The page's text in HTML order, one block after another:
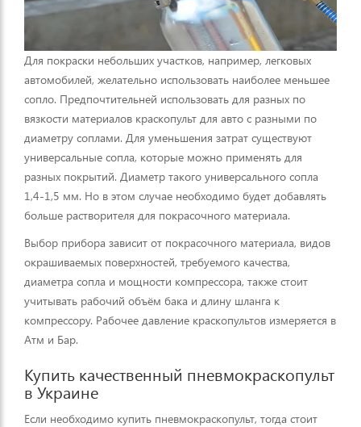
Для покраски небольших участков, например, легковых
автомобилей, желательно использовать наиболее меньшее
сопло. Предпочтительней использовать для разных по
вязкости материалов краскопульт для авто с разными по
диаметру соплами. Для уменьшения затрат существуют
универсальные сопла, которые можно применять для
разных покрытий. Диаметр такого универсального сопла
1,4-1,5 мм. Но в этом случае необходимо будет добавлять
больше растворителя для покрасочного материала.
Выбор прибора зависит от покрасочного материала, видов
окрашиваемых поверхностей, требуемого качества,
диаметра сопла и мощности компрессора, также стоит
учитывать рабочий объём бака и длину шланга к
компрессору. Рабочее давление краскопультов измеряется в
Атм и Бар.
Купить качественный пневмокраскопульт
в Украине
Если необходимо купить пневмокраскопульт, тогда стоит